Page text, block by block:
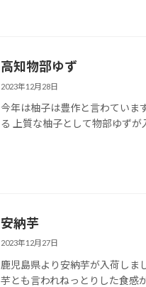
高知物部ゆず
2023年12月28日
今年は柚子は豊作と言わていま
る 上質な柚子として物部ゆずが
安納芋
2023年12月27日
鹿児島県より安納芋が入荷しま
芋とも言われねっとりした食感